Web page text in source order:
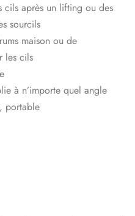
cils après un lifting ou des
sourcils
maison ou de
les cils
à n’importe quel angle
portable